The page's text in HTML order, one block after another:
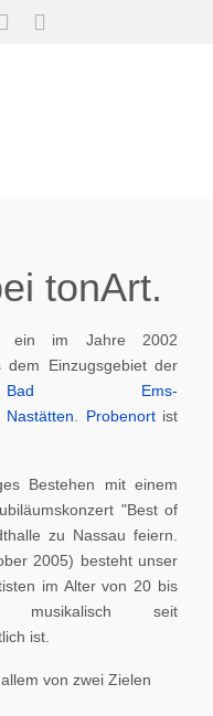
tonArt.
ein im Jahre 2002
dem Einzugsgebiet der
Bad Ems-
Nastätten Probenortist
Bestehen mit einem
"Best of
zu Nassau feiern.
2005) besteht unser
im Alter von 20 bis
seit
ist.
von zwei Zielen